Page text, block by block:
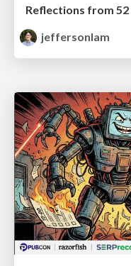
Reflections from
jeffersonlam